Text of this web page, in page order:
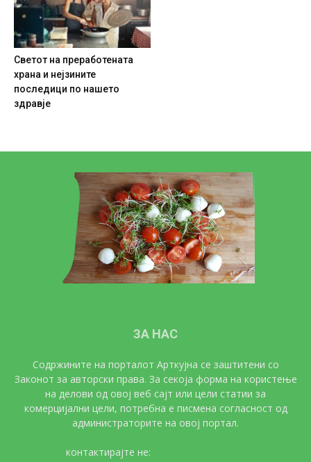
Светот на преработената
храна и нејзините
последици по нашето
здравје
ЗА НАС
Содржините на порталот Арткујна се заштитени со
Законот за авторски права. За секоја форма на користење
на делови од овој веб сајт или цели статии за
комерцијални цели, потребна е писмена согласност од
администраторите на овој портал.
контактирајте не: